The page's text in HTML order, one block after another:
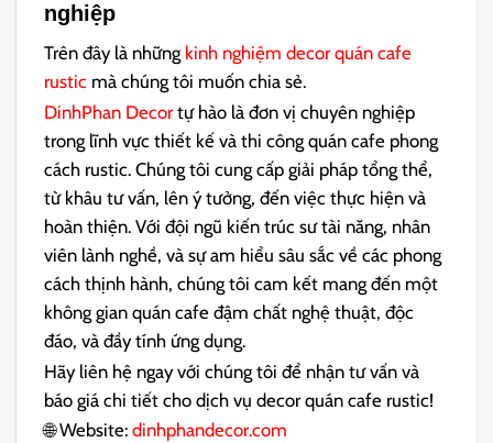
nghiệp
Trên đây là những kinh nghiệm decor quán cafe
rustic mà chúng tôi muốn chia sẻ.
DinhPhan Decortự hào là đơn vị chuyên nghiệp
trong lĩnh vực thiết kế và thi công quán cafe phong
cách rustic. Chúng tôi cung cấp giải pháp tổng thể,
từ khâu tư vấn, lên ý tưởng, đến việc thực hiện và
hoàn thiện. Với đội ngũ kiến trúc sư tài năng, nhân
viên lành nghề, và sự am hiểu sâu sắc về các phong
cách thịnh hành, chúng tôi cam kết mang đến một
không gian quán cafe đậm chất nghệ thuật, độc
đáo, và đầy tính ứng dụng.
Hãy liên hệ ngay với chúng tôi để nhận tư vấn và
báo giá chi tiết cho dịch vụ decor quán cafe rustic!
🌐 Website:dinhphandecor.com